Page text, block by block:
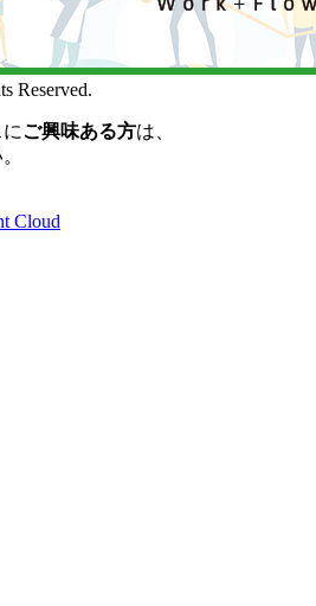
Reserved.
ご興味ある方は、
Cloud